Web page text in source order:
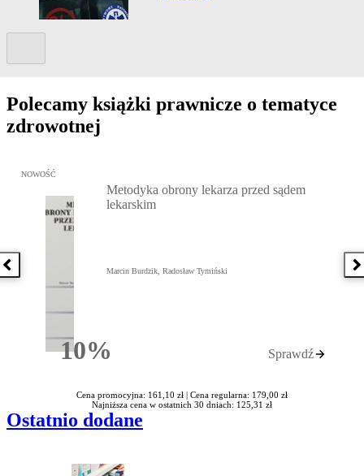
Polecamy książki prawnicze o tematyce
zdrowotnej
Poprzednia książka
Przejdź do: Metodyka obrony lekarza przed sądem lekarskim,
NOWOŚĆ
10%Rabatu
Metodyka obrony lekarza przed sądem
lekarskim
Marcin Burdzik, Radosław Tymiński
Sprawdź
Cena promocyjna: 161,10 zł | Cena regularna: 179,00 zł
Najniższa cena w ostatnich 30 dniach: 125,31 zł
Ostatnio dodane